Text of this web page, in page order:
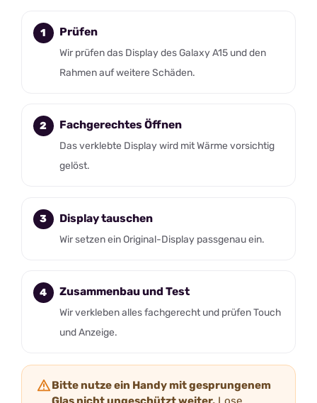
Prüfen
Wir prüfen das Display des Galaxy A15 und den
Rahmen auf weitere Schäden.
Fachgerechtes Öffnen
Das verklebte Display wird mit Wärme vorsichtig
gelöst.
Display tauschen
Wir setzen ein Original-Display passgenau ein.
Zusammenbau und Test
Wir verkleben alles fachgerecht und prüfen Touch
und Anzeige.
Bitte nutze ein Handy mit gesprungenem